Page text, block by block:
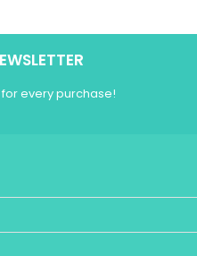
every purchase!